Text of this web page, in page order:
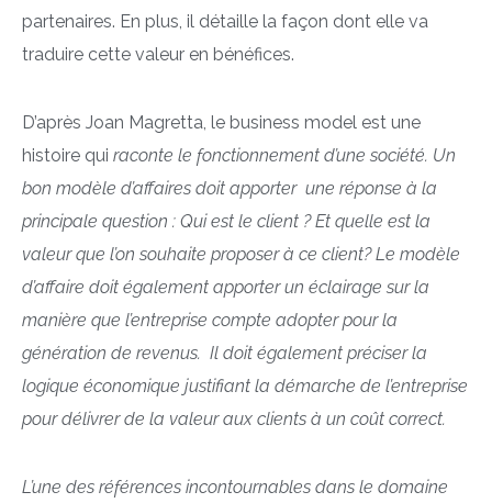
partenaires. En plus, il détaille la façon dont elle va
traduire cette valeur en bénéfices.
D’après Joan Magretta, le business model est une
histoire qui raconte le fonctionnement d’une société. Un
bon modèle d’affaires doit apporter une réponse à la
principale question : Qui est le client ? Et quelle est la
valeur que l’on souhaite proposer à ce client? Le modèle
d’affaire doit également apporter un éclairage sur la
manière que l’entreprise compte adopter pour la
génération de revenus. Il doit également préciser la
logique économique justifiant la démarche de l’entreprise
pour délivrer de la valeur aux clients à un coût correct.
L’une des références incontournables dans le domaine